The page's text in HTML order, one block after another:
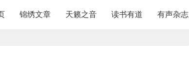
锦绣文章 天籁之音 读书有道 有声杂志